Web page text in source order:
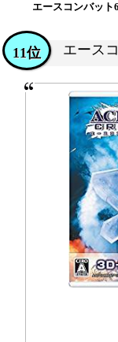
エースコンバット
エース
11位